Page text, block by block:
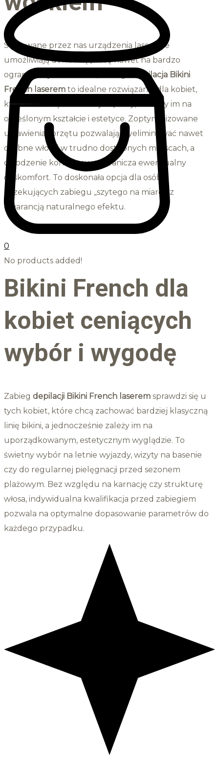
0
No products added!
Stosowane przez nas urządzenia laserowe
umożliwiają dokładną pracę nawet na bardzo
ograniczonym obszarze, dlatego
depilacja Bikini
French laserem to idealne rozwiązanie dla kobiet,
które nie chcą całkowitej depilacji, a zależy im na
określonym kształcie i estetyce. Zoptymalizowane
ustawienia sprzętu pozwalają wyeliminować nawet
drobne włoski w trudno dostępnych miejscach, a
chłodzenie kontaktowe ogranicza ewentualny
dyskomfort. To doskonała opcja dla osób
oczekujących zabiegu „szytego na miarę”, z
gwarancją naturalnego efektu.
Bikini French dla
kobiet ceniących
wybór i wygodę
Zabieg depilacji Bikini French laserem sprawdzi się u
tych kobiet, które chcą zachować bardziej klasyczną
linię bikini, a jednocześnie zależy im na
uporządkowanym, estetycznym wyglądzie. To
świetny wybór na letnie wyjazdy, wizyty na basenie
czy do regularnej pielęgnacji przed sezonem
plażowym. Bez względu na karnację czy strukturę
włosa, indywidualna kwalifikacja przed zabiegiem
pozwala na optymalne dopasowanie parametrów do
każdego przypadku.